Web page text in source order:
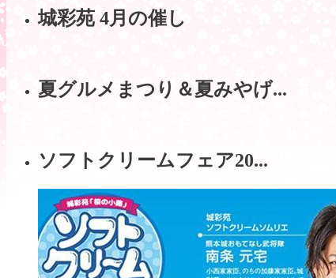
城彩苑 4月の催し
夏グルメまつり＆夏みやげ...
ソフトクリームフェア20...